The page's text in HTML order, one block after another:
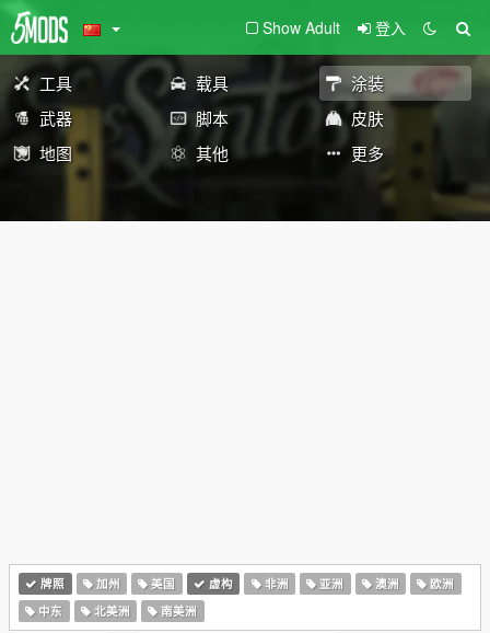
Show Adult 登入
工具 载具
涂装
武器
脚本
皮肤
地图
其他 更多
牌照 加州 美国 虚构 非洲 亚洲 澳洲
欧洲
中东
北美洲 南美洲